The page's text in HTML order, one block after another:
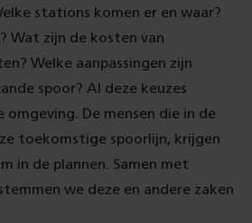
stations komen er en waar?
Wat zijn de kosten van
Welke aanpassingen zijn
spoor? Al deze keuzes
De mensen die in de
toekomstige spoorlijn, krijgen
in de plannen. Samen met
we deze en andere zaken